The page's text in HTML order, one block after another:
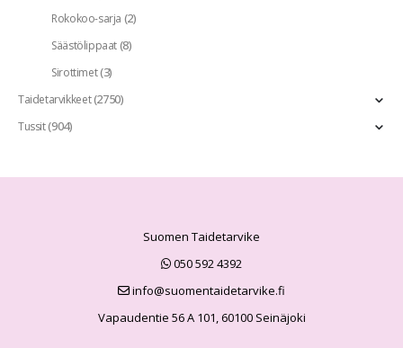
Rokokoo-sarja (2)
Säästölippaat(8)
Sirottimet(3)
Taidetarvikkeet(2750)
Tussit(904)
Suomen Taidetarvike
050 592 4392
info@suomentaidetarvike.fi
Vapaudentie 56 A 101, 60100 Seinäjoki